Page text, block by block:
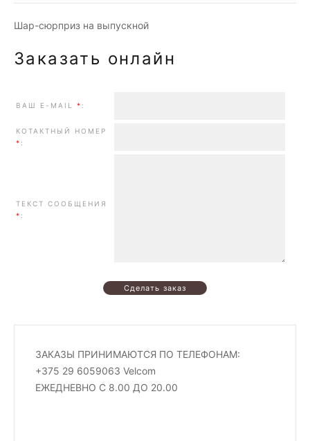
Шар-сюрприз на выпускной
Заказать онлайн
ВАШ E-MAIL * :
КОТАКТНЫЙ НОМЕР
* :
ТЕКСТ СООБЩЕНИЯ
* :
ЗАКАЗЫ ПРИНИМАЮТСЯ ПО ТЕЛЕФОНАМ:
+375 29 6059063 Velcom
ЕЖЕДНЕВНО С 8.00 ДО 20.00